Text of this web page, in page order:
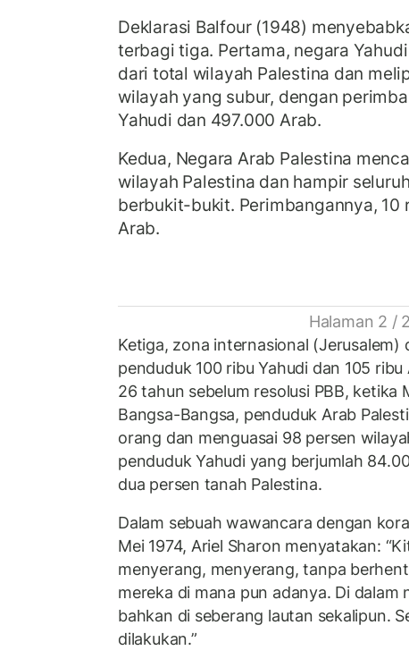
Deklarasi Balfour (1948)
terbagi tiga. Pertama, negara
dari total wilayah Palestina dan
wilayah yang subur, dengan
Yahudi dan 497.000 Arab.
Kedua, Negara Arab Palestina
wilayah Palestina dan hampir
berbukit-bukit. Perimbangannya, 10
Arab.
Halaman 2 / 2
Ketiga, zona internasional (Jerusalem)
penduduk 100 ribu Yahudi dan 105
26 tahun sebelum resolusi PBB, ketika
Bangsa-Bangsa, penduduk Arab
orang dan menguasai 98 persen
penduduk Yahudi yang berjumlah
dua persen tanah Palestina.
Dalam sebuah wawancara dengan
Mei 1974, Ariel Sharon menyatakan:
menyerang, menyerang, tanpa
mereka di mana pun adanya. Di dalam
bahkan di seberang lautan sekalipun.
dilakukan.”